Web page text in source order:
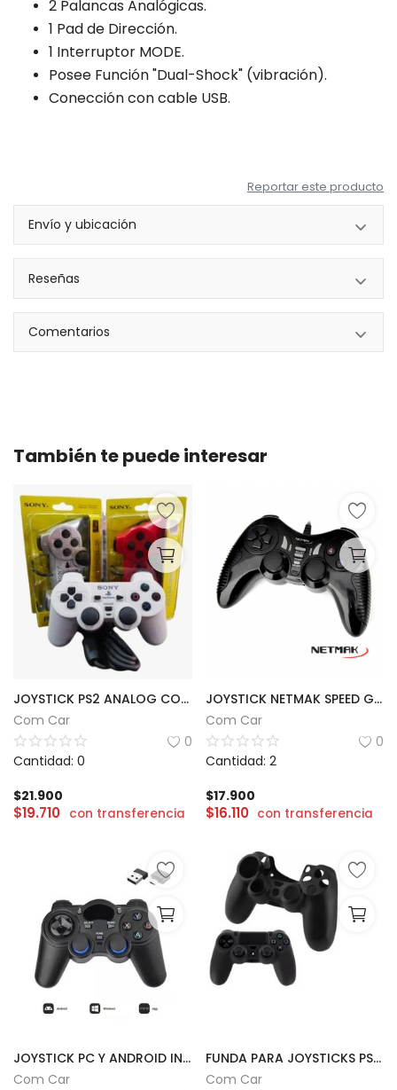
2 Palancas Analógicas.
1 Pad de Dirección.
1 Interruptor MODE.
Posee Función "Dual-Shock" (vibración).
Conección con cable USB.
Reportar este producto
Envío y ubicación
Reseñas
Comentarios
También te puede interesar
JOYSTICK PS2 ANALOG CONTROLLER 2
Com Car
0
Cantidad: 0
$21.900
$19.710 con transferencia
JOYSTICK NETMAK SPEED GAMEPAD PLAY2
Com Car
0
Cantidad: 2
$17.900
$16.110 con transferencia
JOYSTICK PC Y ANDROID INALÁMBRICO | MODS-J02
Com Car
FUNDA PARA JOYSTICKS PS4 Y PS5
Com Car